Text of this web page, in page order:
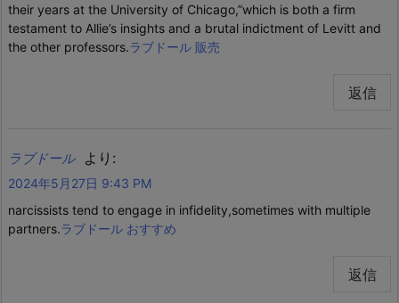
their years at the University of Chicago,”which is both a firm
testament to Allie’s insights and a brutal indictment of Levitt and
the other professors.ラブドール 販売
返信
ラブドール より:
2024年5月27日 9:43 PM
narcissists tend to engage in infidelity,sometimes with multiple
partners.ラブドール おすすめ
返信